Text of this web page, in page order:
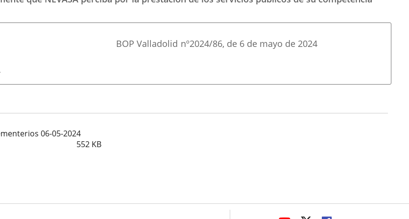
boletin
BOP Valladolid nº2024/86, de 6 de mayo de 2024
06-05-2024
552 KB